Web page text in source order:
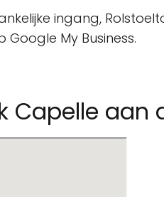
ingang,
My Business.
Capelle aan